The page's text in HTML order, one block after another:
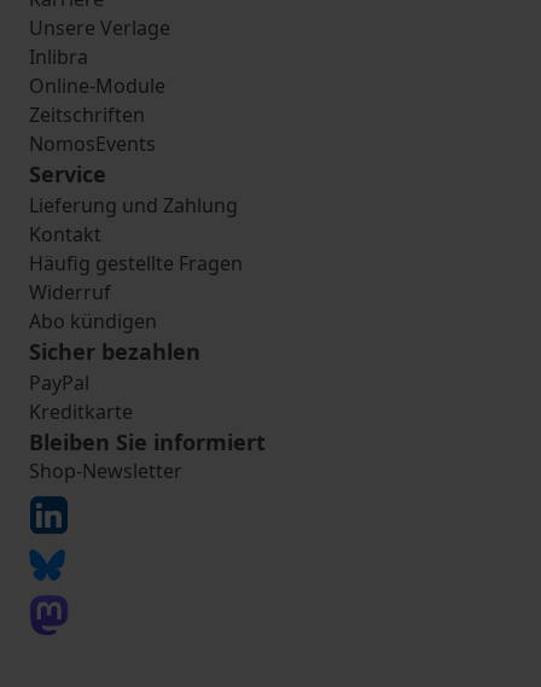
Unsere Verlage
Inlibra
Online-Module
Zeitschriften
NomosEvents
Service
Lieferung und Zahlung
Kontakt
Häufig gestellte Fragen
Widerruf
Abo kündigen
Sicher bezahlen
PayPal
Kreditkarte
Bleiben Sie informiert
Shop-Newsletter